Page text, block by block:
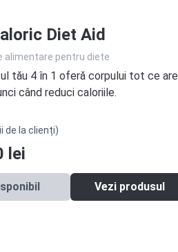
Diet Aid
alimentare pentru diete
tău 4 în 1 oferă corpului tot ce are
când reduci caloriile.
de la clienți)
lei
Vezi produsul